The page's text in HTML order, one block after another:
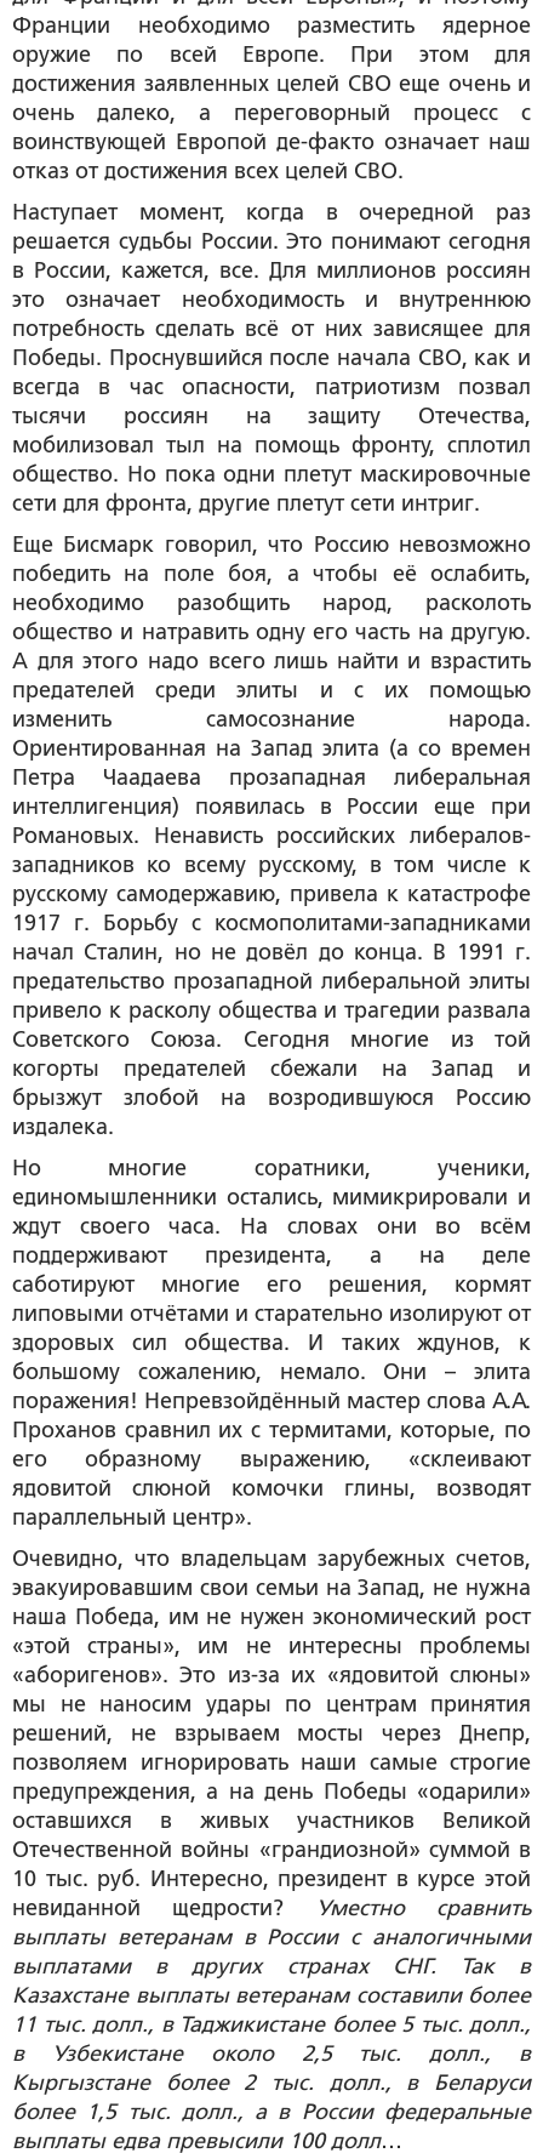
Франции необходимо разместить ядерное
оружие по всей Европе. При этом для
достижения заявленных целей СВО еще очень и
очень далеко, а переговорный процесс с
воинствующей Европой де-факто означает наш
отказ от достижения всех целей СВО.
Наступает момент, когда в очередной раз
решается судьбы России. Это понимают сегодня
в России, кажется, все. Для миллионов россиян
это означает необходимость и внутреннюю
потребность сделать всё от них зависящее для
Победы. Проснувшийся после начала СВО, как и
всегда в час опасности, патриотизм позвал
тысячи россиян на защиту Отечества,
мобилизовал тыл на помощь фронту, сплотил
общество. Но пока одни плетут маскировочные
сети для фронта, другие плетут сети интриг.
Еще Бисмарк говорил, что Россию невозможно
победить на поле боя, а чтобы её ослабить,
необходимо разобщить народ, расколоть
общество и натравить одну его часть на другую.
А для этого надо всего лишь найти и взрастить
предателей среди элиты и с их помощью
изменить самосознание народа.
Ориентированная на Запад элита (а со времен
Петра Чаадаева прозападная либеральная
интеллигенция) появилась в России еще при
Романовых. Ненависть российских либералов-
западников ко всему русскому, в том числе к
русскому самодержавию, привела к катастрофе
1917 г. Борьбу с космополитами-западниками
начал Сталин, но не довёл до конца. В 1991 г.
предательство прозападной либеральной элиты
привело к расколу общества и трагедии развала
Советского Союза. Сегодня многие из той
когорты предателей сбежали на Запад и
брызжут злобой на возродившуюся Россию
издалека.
Но многие соратники, ученики,
единомышленники остались, мимикрировали и
ждут своего часа. На словах они во всём
поддерживают президента, а на деле
саботируют многие его решения, кормят
липовыми отчётами и старательно изолируют от
здоровых сил общества. И таких ждунов, к
большому сожалению, немало. Они – элита
поражения! Непревзойдённый мастер слова А.А.
Проханов сравнил их с термитами, которые, по
его образному выражению, «склеивают
ядовитой слюной комочки глины, возводят
параллельный центр».
Очевидно, что владельцам зарубежных счетов,
эвакуировавшим свои семьи на Запад, не нужна
наша Победа, им не нужен экономический рост
«этой страны», им не интересны проблемы
«аборигенов». Это из-за их «ядовитой слюны»
мы не наносим удары по центрам принятия
решений, не взрываем мосты через Днепр,
позволяем игнорировать наши самые строгие
предупреждения, а на день Победы «одарили»
оставшихся в живых участников Великой
Отечественной войны «грандиозной» суммой в
10 тыс. руб. Интересно, президент в курсе этой
невиданной щедрости?
Уместно сравнить
выплаты ветеранам в России с аналогичными
выплатами в других странах СНГ. Так в
Казахстане выплаты ветеранам составили более
11 тыс. долл., в Таджикистане более 5 тыс. долл.,
в Узбекистане около 2,5 тыс. долл., в
Кыргызстане более 2 тыс. долл., в Беларуси
более 1,5 тыс. долл., а в России федеральные
выплаты едва превысили 100 долл…